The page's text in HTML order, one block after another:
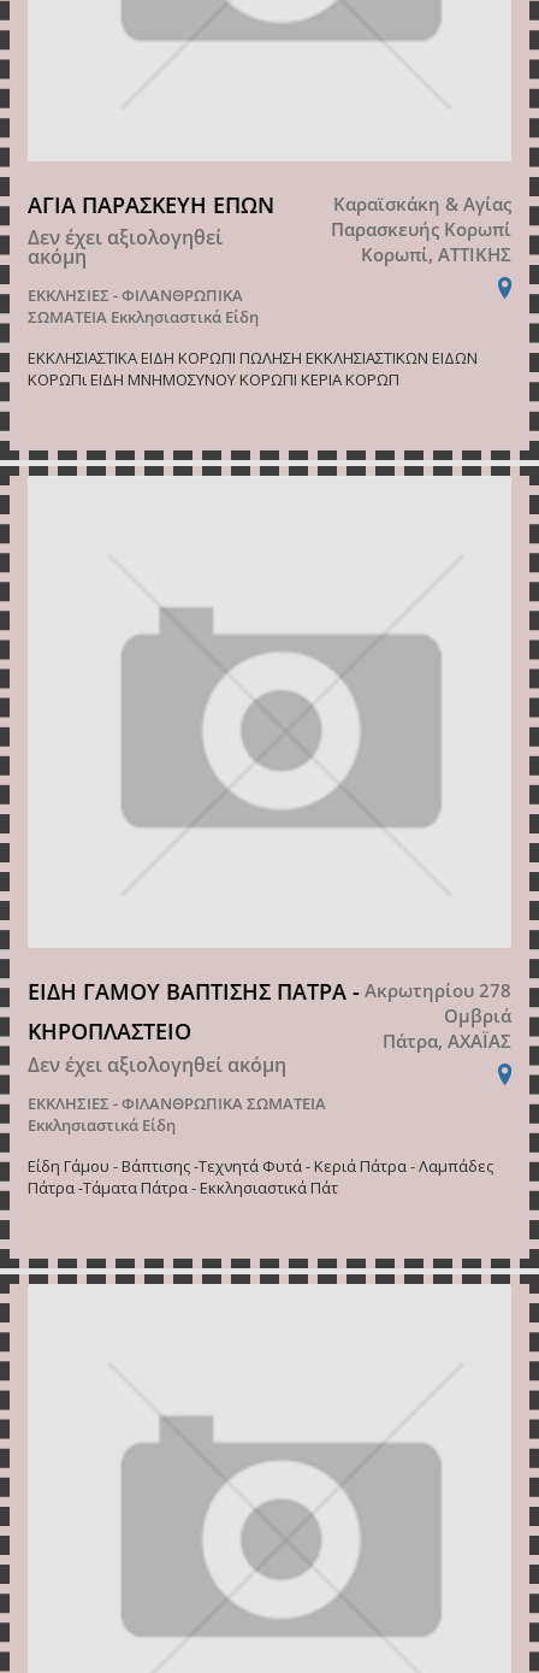
ΑΓΙΑ ΠΑΡΑΣΚΕΥΗ ΕΠΩΝ
Δεν έχει αξιολογηθεί
ακόμη
ΕΚΚΛΗΣΙΕΣ - ΦΙΛΑΝΘΡΩΠΙΚΑ
ΣΩΜΑΤΕΙΑ Εκκλησιαστικά Είδη
Καραϊσκάκη & Αγίας
Παρασκευής Κορωπί
Κορωπί, ΑΤΤΙΚΗΣ
ΕΚΚΛΗΣΙΑΣΤΙΚΑ ΕΙΔΗ ΚΟΡΩΠΙ ΠΩΛΗΣΗ ΕΚΚΛΗΣΙΑΣΤΙΚΩΝ ΕΙΔΩΝ
ΚΟΡΩΠι ΕΙΔΗ ΜΝΗΜΟΣΥΝΟΥ ΚΟΡΩΠΙ ΚΕΡΙΑ ΚΟΡΩΠ
ΕΙΔΗ ΓΑΜΟΥ ΒΑΠΤΙΣΗΣ ΠΑΤΡΑ -
ΚΗΡΟΠΛΑΣΤΕΙΟ
Δεν έχει αξιολογηθεί ακόμη
ΕΚΚΛΗΣΙΕΣ - ΦΙΛΑΝΘΡΩΠΙΚΑ ΣΩΜΑΤΕΙΑ
Εκκλησιαστικά Είδη
Ακρωτηρίου 278
Ομβριά
Πάτρα, ΑΧΑΪΑΣ
Είδη Γάμου - Βάπτισης -Τεχνητά Φυτά - Κεριά Πάτρα - Λαμπάδες
Πάτρα -Τάματα Πάτρα - Εκκλησιαστικά Πάτ